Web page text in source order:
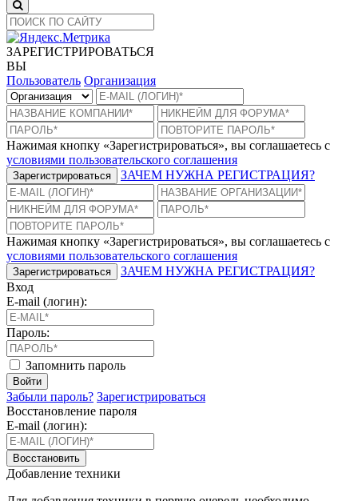
ЗАРЕГИСТРИРОВАТЬСЯ
ВЫ
Пользователь Организация
Нажимая кнопку «Зарегистрироваться», вы соглашаетесь с
условиями пользовательского соглашения
Зарегистрироваться ЗАЧЕМ НУЖНА РЕГИСТРАЦИЯ?
Нажимая кнопку «Зарегистрироваться», вы соглашаетесь с
условиями пользовательского соглашения
Зарегистрироваться
ЗАЧЕМ НУЖНА РЕГИСТРАЦИЯ?
Вход
E-mail (логин):
Пароль:
Запомнить пароль
Войти
Забыли пароль? Зарегистрироваться
Восстановление пароля
E-mail (логин):
Восстановить
Добавление техники